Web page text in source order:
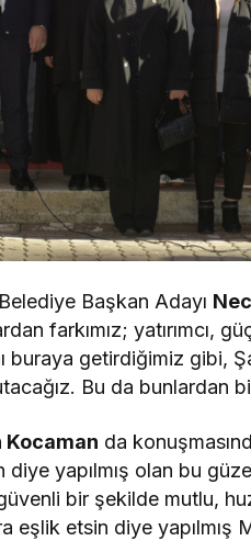
Başkan Adayı
farkımız; yatırımcı,
buraya getirdiğimiz gibi,
Bu da bunlardan
Kocaman da
yapılmış olan bu güzel
bir şekilde mutlu,
eşlik etsin diye yapılmış